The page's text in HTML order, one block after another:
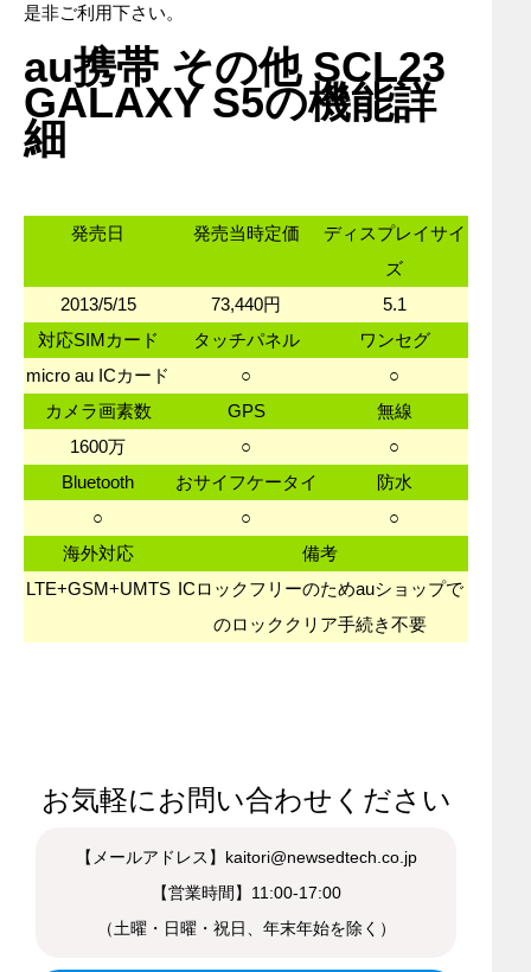
是非ご利用下さい。
au携帯 その他 SCL23
GALAXY S5の機能詳
細
発売日 発売当時定価
ディスプレイサイ
ズ
2013/5/15
73,440円
5.1
対応SIMカード
タッチパネル
ワンセグ
micro au ICカード
○
○
カメラ画素数
GPS
無線
1600万
○
○
Bluetooth
おサイフケータイ
防水
○
○
○
海外対応
備考
LTE+GSM+UMTS ICロックフリーのためauショップで
のロッククリア手続き不要
お気軽にお問い合わせください
【メールアドレス】kaitori@newsedtech.co.jp
【営業時間】11:00-17:00
（土曜・日曜・祝日、年末年始を除く）